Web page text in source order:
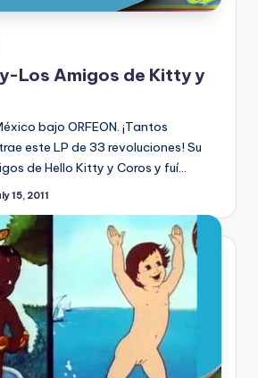
Los Amigos de Kitty y
bajo ORFEON. ¡Tantos
este LP de 33 revoluciones! Su
de Hello Kitty y Coros y fuí­…
15, 2011